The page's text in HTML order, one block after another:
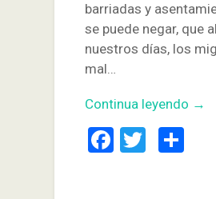
barriadas y
se puede negar, que
nuestros días, los
mal…
Continua leyendo →
Facebook
Twitter